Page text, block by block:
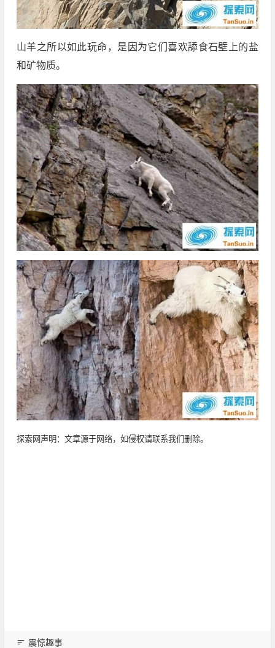
山羊之所以如此玩命，是因为它们喜欢舔食石壁上的盐
和矿物质。
探索网声明：文章源于网络，如侵权请联系我们删除。
震惊趣事